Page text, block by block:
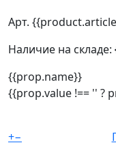
Арт.
Наличие на складе:
{{prop.name}}
{{prop.value !== '' ?
+−